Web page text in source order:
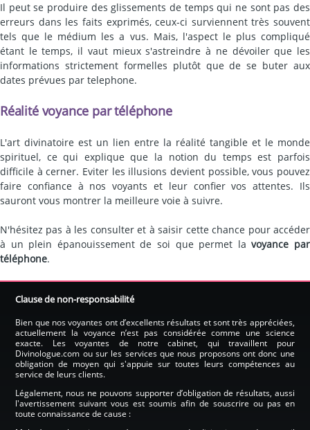
Il peut se produire des glissements de temps qui ne sont pas des
erreurs dans les faits exprimés, ceux-ci surviennent très souvent
tels que le médium les a vus. Mais, l'aspect le plus compliqué
étant le temps, il vaut mieux s'astreindre à ne dévoiler que les
informations strictement formelles plutôt que de se buter aux
dates prévues par telephone.
Réalité voyance par téléphone
L'art divinatoire est un lien entre la réalité tangible et le monde
spirituel, ce qui explique que la notion du temps est parfois
difficile à cerner. Eviter les illusions devient possible, vous pouvez
faire confiance à nos voyants et leur confier vos attentes. Ils
sauront vous montrer la meilleure voie à suivre.
N'hésitez pas à les consulter et à saisir cette chance pour accéder
à un plein épanouissement de soi que permet lavoyance par
téléphone.
Clause de non-responsabilité
Bien que nos voyantes ont d’excellents résultats et sont très appréciées,
actuellement la voyance n’est pas considérée comme une science
exacte. Les voyantes de notre cabinet, qui travaillent pour
Divinologue.com ou sur les services que nous proposons ont donc une
obligation de moyen qui s'appuie sur toutes leurs compétences au
service de leurs clients.
Légalement, nous ne pouvons supporter d’obligation de résultats, aussi
l'avertissement suivant vous est soumis afin de souscrire ou pas en
toute connaissance de cause :